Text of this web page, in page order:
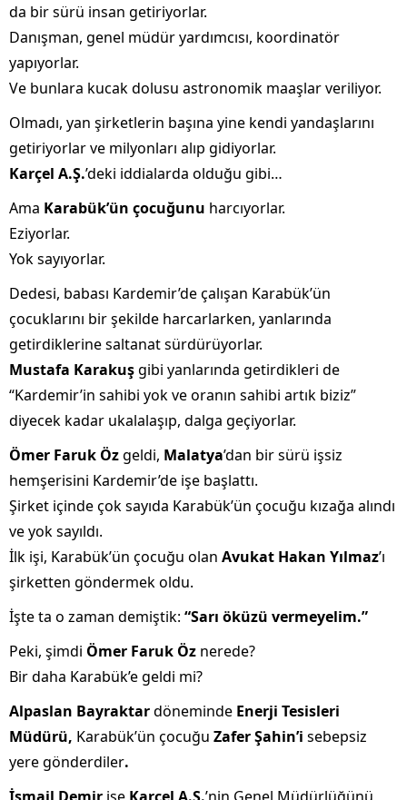
da bir sürü insan getiriyorlar.
Danışman, genel müdür yardımcısı, koordinatör
yapıyorlar.
Ve bunlara kucak dolusu astronomik maaşlar veriliyor.
Olmadı, yan şirketlerin başına yine kendi yandaşlarını
getiriyorlar ve milyonları alıp gidiyorlar.
Karçel A.Ş.’deki iddialarda olduğu gibi…
Ama Karabük’ün çocuğunu harcıyorlar.
Eziyorlar.
Yok sayıyorlar.
Dedesi, babası Kardemir’de çalışan Karabük’ün
çocuklarını bir şekilde harcarlarken, yanlarında
getirdiklerine saltanat sürdürüyorlar.
Mustafa Karakuşgibi yanlarında getirdikleri de
“Kardemir’in sahibi yok ve oranın sahibi artık biziz”
diyecek kadar ukalalaşıp, dalga geçiyorlar.
Ömer Faruk Özgeldi, Malatya’dan bir sürü işsiz
hemşerisini Kardemir’de işe başlattı.
Şirket içinde çok sayıda Karabük’ün çocuğu kızağa alındı
ve yok sayıldı.
İlk işi, Karabük’ün çocuğu olan Avukat Hakan Yılmaz’ı
şirketten göndermek oldu.
İşte ta o zaman demiştik: “Sarı öküzü vermeyelim.”
Peki, şimdi Ömer Faruk Öz nerede?
Bir daha Karabük’e geldi mi?
Alpaslan Bayraktardöneminde Enerji Tesisleri
Müdürü, Karabük’ün çocuğu Zafer Şahin’i sebepsiz
yere gönderdiler.